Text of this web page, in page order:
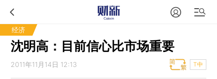
经济
沈明高：目前信心比市场重要
2011年11月14日 12:13 T中